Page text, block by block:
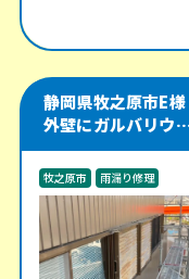
静岡県牧之原市E様
外壁にガルバリウム
波を施工し、軒天
樋・雨戸戸袋も改修
牧之原市
雨漏り修理
外装工事